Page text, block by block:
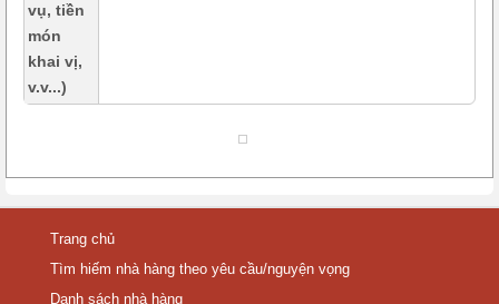
vụ, tiền
món
khai vị,
v.v...)
Trang chủ
Tìm hiếm nhà hàng theo yêu cầu/nguyện vọng
Danh sách nhà hàng